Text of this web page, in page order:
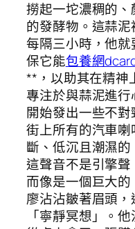
撈起一坨濃稠的
的發酵物。這蒜泥
每隔三小時，他
保它能包養網
**，以助其在精神
專注於與蒜泥進
開始發出一些不對
街上所有的汽車
斷、低沉且潮濕
這聲音不是引擎聲
而像是一個巨大的
廖沾沾皺著眉頭
「寧靜冥想」。